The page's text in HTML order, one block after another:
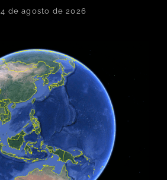
4 de agosto de 2026